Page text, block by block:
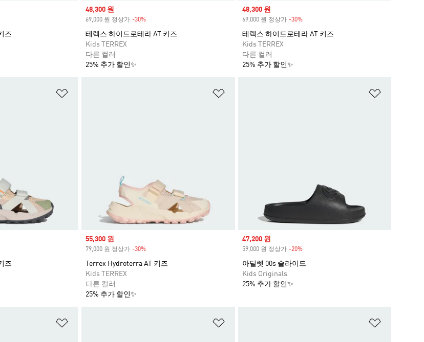
즈
Sale price
48,300 원
69,000 원 정상가 -30%
테렉스 하이드로테라 AT 키즈
Kids TERREX
다른 컬러
25% 추가 할인✨
Sale price
48,300 원
69,000 원 정상가 -30%Discount
테렉스 하이드로테라 AT 키즈
Kids TERREX
다른 컬러
25% 추가 할인✨
즈
Sale price
55,300 원
79,000 원 정상가 -30%
Terrex Hydroterra AT 키즈
Kids TERREX
다른 컬러
25% 추가 할인✨
Sale price
47,200 원
59,000 원 정상가 -20%Discount
아딜렛 00s 슬라이드
Kids Originals
25% 추가 할인✨